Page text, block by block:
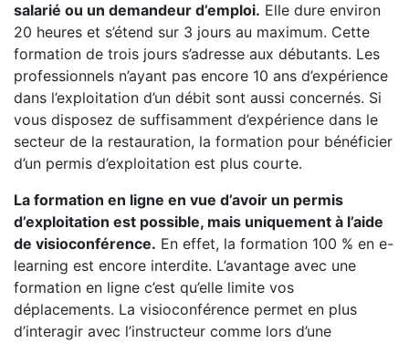
salarié ou un demandeur d’emploi. Elle dure environ
20 heures et s’étend sur 3 jours au maximum. Cette
formation de trois jours s’adresse aux débutants. Les
professionnels n’ayant pas encore 10 ans d’expérience
dans l’exploitation d’un débit sont aussi concernés. Si
vous disposez de suffisamment d’expérience dans le
secteur de la restauration, la formation pour bénéficier
d’un permis d’exploitation est plus courte.
La formation en ligne en vue d’avoir un permis
d’exploitation est possible, mais uniquement à l’aide
de visioconférence. En effet, la formation 100 % en e-
learning est encore interdite. L’avantage avec une
formation en ligne c’est qu’elle limite vos
déplacements. La visioconférence permet en plus
d’interagir avec l’instructeur comme lors d’une